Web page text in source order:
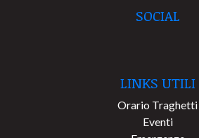
SOCIAL
LINKS UTILI
Orario Traghetti
Eventi